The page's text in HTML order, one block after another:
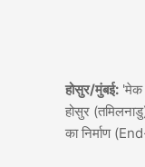
होसुर/मुंबई: 'मेक
होसुर
का निर्माण